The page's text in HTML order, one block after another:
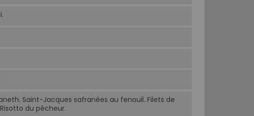
Saint-Jacques safranées au fenouil. Filets de
du pêcheur.